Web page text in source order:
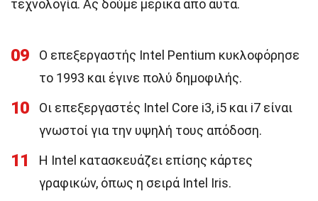
τεχνολογία. Ας δούμε μερικά από αυτά.
09
Ο επεξεργαστής Intel Pentium κυκλοφόρησε
το 1993 και έγινε πολύ δημοφιλής.
10
Οι επεξεργαστές Intel Core i3, i5 και i7 είναι
γνωστοί για την υψηλή τους απόδοση.
11
Η Intel κατασκευάζει επίσης κάρτες
γραφικών, όπως η σειρά Intel Iris.